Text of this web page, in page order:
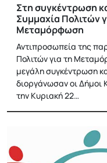
Στη συγκέντρωση
Συμμαχία Πολιτών
Μεταμόρφωση
Αντιπροσωπεία της
Πολιτών για τη
μεγάλη συγκέντρωση
διοργάνωσαν οι Δήμοι
την Κυριακή 22…